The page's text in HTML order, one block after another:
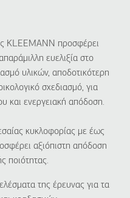
KLEEMANN προσφέρει
ευελιξία στο
υλικών, αποδοτικότερη
σχεδιασμό, για
και ενεργειακή απόδοση.
κυκλοφορίας με έως
αξιόπιστη απόδοση
ποιότητας.
της έρευνας για τα